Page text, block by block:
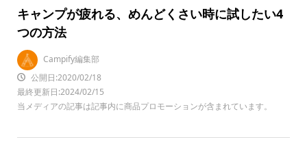
キャンプが疲れる、めんどくさい時に試したい4
つの方法
Campify編集部
公開日:2020/02/18
最終更新日:2024/02/15
当メディアの記事は記事内に商品プロモーションが含まれています。